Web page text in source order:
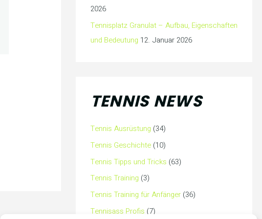
2026
Tennisplatz Granulat – Aufbau, Eigenschaften
und Bedeutung 12. Januar 2026
TENNIS NEWS
Tennis Ausrüstung (34)
Tennis Geschichte(10)
Tennis Tipps und Tricks (63)
Tennis Training (3)
Tennis Training für Anfänger(36)
Tennisass Profis (7)